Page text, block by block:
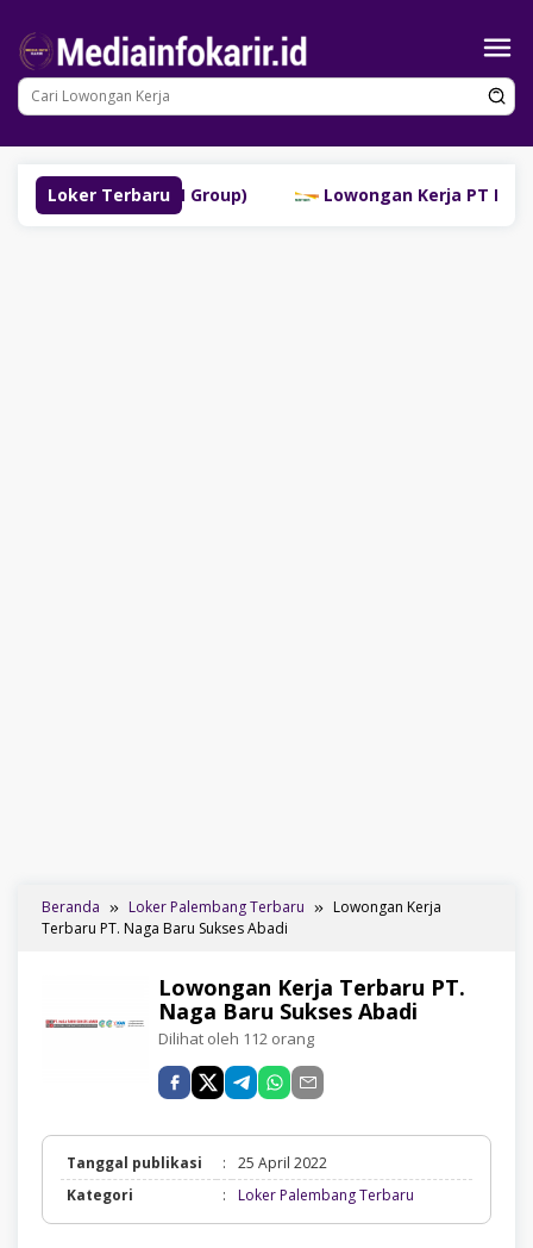
konten
Loker Terbaru
(SM Group) Lowongan Kerja PT Bank
Beranda Loker Palembang Terbaru
Lowongan Kerja
Terbaru PT. Naga Baru Sukses Abadi
Lowongan Kerja Terbaru PT.
Naga Baru Sukses Abadi
Dilihat oleh 112 orang
Tanggal publikasi :
25 April 2022
Kategori
: Loker Palembang Terbaru